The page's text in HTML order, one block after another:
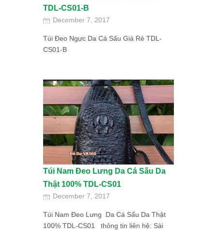
TDL-CS01-B
December 7, 2017
Túi Đeo Ngực Da Cá Sấu Giá Rẻ TDL-
CS01-B
Túi Nam Đeo Lưng Da Cá Sấu Da
Thật 100% TDL-CS01
December 7, 2017
Túi Nam Đeo Lưng Da Cá Sấu Da Thật
100% TDL-CS01 thông tin liên hệ: Sài